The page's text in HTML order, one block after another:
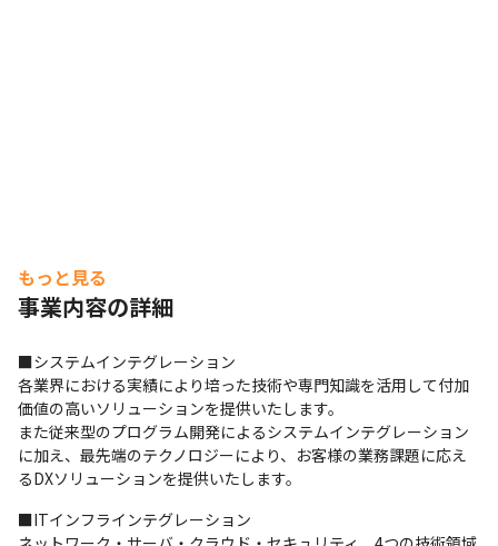
もっと見る
事業内容の詳細
■システムインテグレーション
各業界における実績により培った技術や専門知識を活用して付加
価値の高いソリューションを提供いたします。
また従来型のプログラム開発によるシステムインテグレーション
に加え、最先端のテクノロジーにより、お客様の業務課題に応え
るDXソリューションを提供いたします。
■ITインフラインテグレーション